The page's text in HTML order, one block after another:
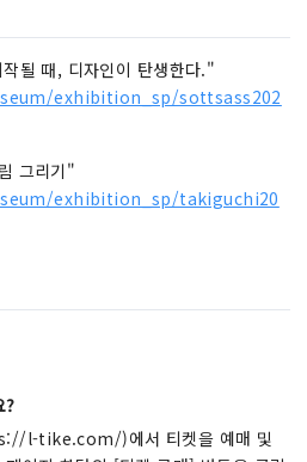
될 때, 디자인이 탄생한다."
exhibition_sp/sottsass202
그리기"
exhibition_sp/takiguchi20
?
l-tike.com/)에서 티켓을 예매 및